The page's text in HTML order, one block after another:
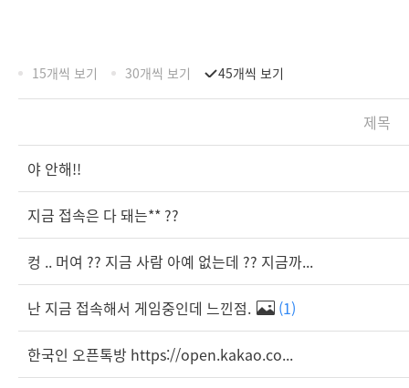
15개씩 보기 30개씩 보기 45개씩 보기
제목
야 안해!!
지금 접속은 다 돼는** ??
컹 .. 머여 ?? 지금 사람 아예 없는데 ?? 지금까...
난 지금 접속해서 게임중인데 느낀점. (1)
한국인 오픈톡방 https://open.kakao.co...